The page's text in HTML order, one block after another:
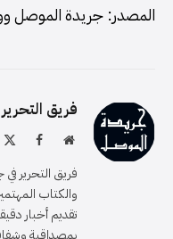
المصدر: جريدة الموصل
فريق التحرير
موقعفيسبوك
فريق التحرير
والكتاب
تقديم أخبار
بمصداقية